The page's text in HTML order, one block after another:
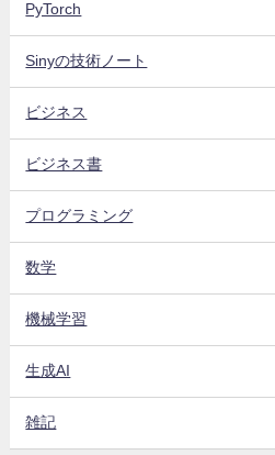
PyTorch
Sinyの技術ノート
ビジネス
ビジネス書
プログラミング
数学
機械学習
生成AI
雑記